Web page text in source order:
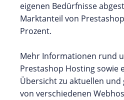
eigenen Bedürfnisse
Marktanteil von
Prozent.
Mehr Informationen rund
Prestashop Hosting sowie
Übersicht zu aktuellen
von verschiedenen